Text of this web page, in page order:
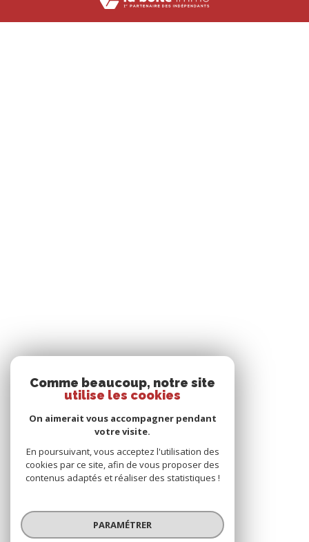
Comme beaucoup, notre site
utilise les cookies
On aimerait vous accompagner pendant
votre visite.
En poursuivant, vous acceptez l'utilisation des
cookies par ce site, afin de vous proposer des
contenus adaptés et réaliser des statistiques !
PARAMÉTRER